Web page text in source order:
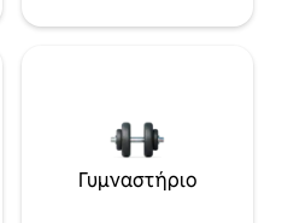
Γυμναστήριο